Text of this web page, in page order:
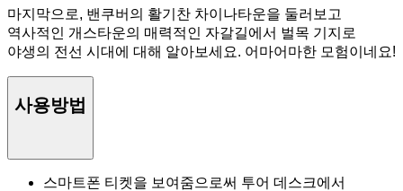
마지막으로, 밴쿠버의 활기찬 차이나타운을 둘러보고
역사적인 개스타운의 매력적인 자갈길에서 벌목 기지로
야생의 전선 시대에 대해 알아보세요. 어마어마한 모험이네요!
사용방법
스마트폰 티켓을 보여줌으로써 투어 데스크에서